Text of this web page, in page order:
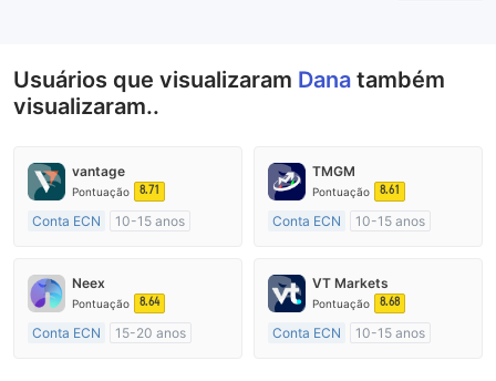
Usuários que visualizaram Dana também
visualizaram..
vantage
Pontuação 8.71
Conta ECN
10-15 anos
Market Marketing (MM)
Etiqueta principal MT4
TMGM
Pontuação 8.61
Conta ECN
10-15 anos
Market Marketing (MM)
Etiqueta principal MT4
Neex
Pontuação 8.64
Conta ECN
15-20 anos
VT Markets
Pontuação 8.68
Conta ECN
10-15 anos